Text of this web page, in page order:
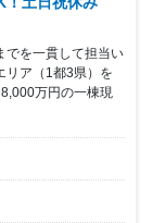
でを一貫して担当い
リア（1都3県）を
万円の一棟現